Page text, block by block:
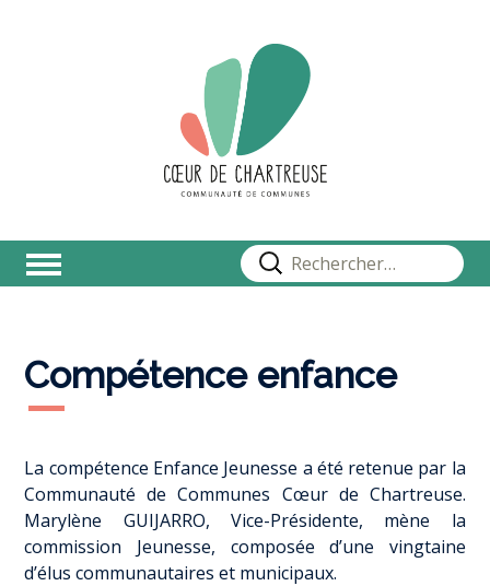
Rechercher :
Compétence enfance
La compétence Enfance Jeunesse a été retenue par la
Communauté de Communes Cœur de Chartreuse.
Marylène GUIJARRO, Vice-Présidente, mène la
commission Jeunesse, composée d’une vingtaine
d’élus communautaires et municipaux.